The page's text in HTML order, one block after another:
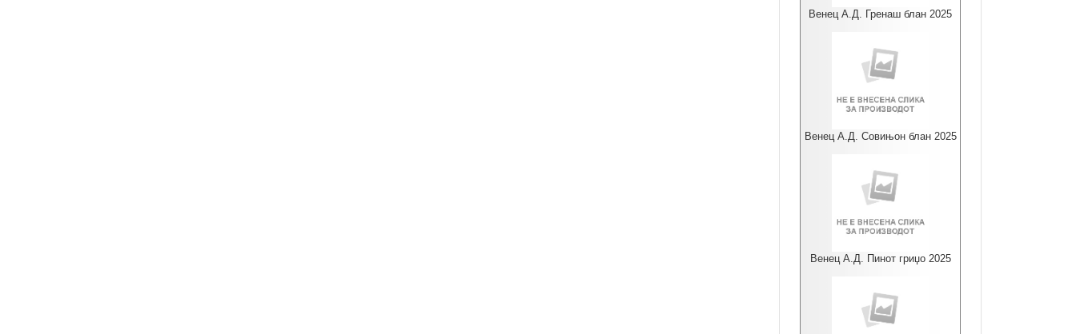
Венец А.Д. Гренаш блан 2025
Венец А.Д. Совињон блан 2025
Венец А.Д. Пинот гриџо 2025